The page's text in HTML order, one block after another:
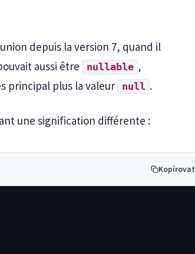
depuis la version 7, quand il
aussi être
nullable ,
principal plus la valeur
null .
une signification différente :
Kopírovat